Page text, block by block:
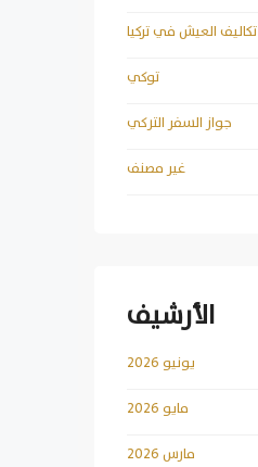
تكاليف العيش في تركيا
توكي
جواز السفر التركي
غير مصنف
الأرشيف
يونيو 2026
مايو 2026
مارس 2026